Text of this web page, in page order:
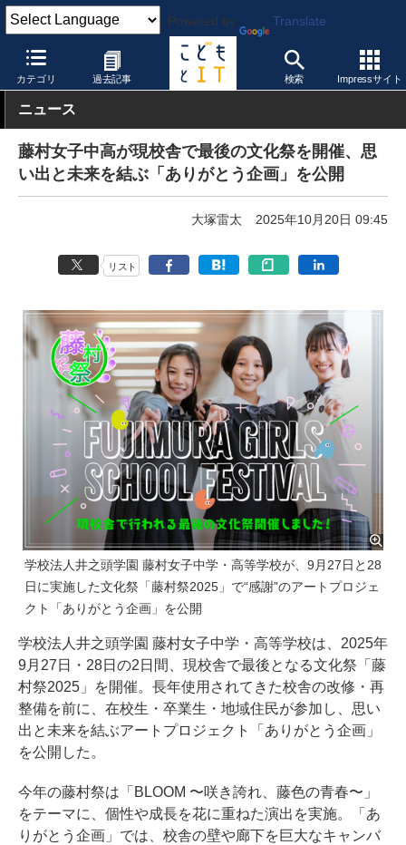
Powered by Translate
カテゴリ 過去記事 検索 Impressサイト
こどもとIT イベント・セミナー
ニュース
藤村女子中高が現校舎で最後の文化祭を開催、思
い出と未来を結ぶ「ありがとう企画」を公開
大塚雷太 2025年10月20日 09:45
リスト
学校法人井之頭学園 藤村女子中学・高等学校が、9月27日と28
日に実施した文化祭「藤村祭2025」で“感謝”のアートプロジェ
クト「ありがとう企画」を公開
学校法人井之頭学園 藤村女子中学・高等学校は、2025年
9月27日・28日の2日間、現校舎で最後となる文化祭「藤
村祭2025」を開催。長年使用されてきた校舎の改修・再
整備を前に、在校生・卒業生・地域住民が参加し、思い
出と未来を結ぶアートプロジェクト「ありがとう企画」
を公開した。
今年の藤村祭は「BLOOM 〜咲き誇れ、藤色の青春〜」
をテーマに、個性や成長を花に重ねた演出を実施。「あ
りがとう企画」では、校舎の壁や廊下を巨大なキャンバ